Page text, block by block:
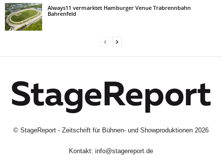
Always11 vermarktet Hamburger Venue Trabrennbahn
Bahrenfeld
© StageReport - Zeitschrift für Bühnen- und Showproduktionen 2026
Kontakt: info@stagereport.de